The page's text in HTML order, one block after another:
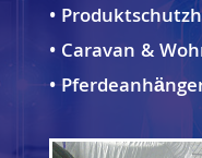
•
• Caravan &
•